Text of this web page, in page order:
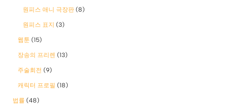
원피스 애니 극장판 (8)
원피스 표지 (3)
웹툰 (15)
장송의 프리렌 (13)
주술회전 (9)
캐릭터 프로필 (18)
법률 (48)